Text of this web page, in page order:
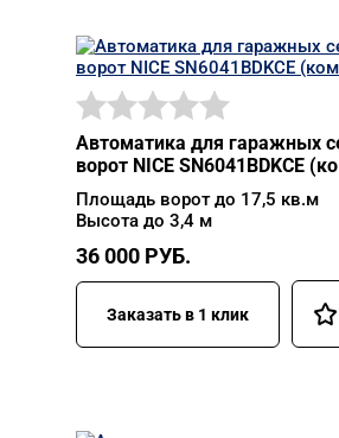
Автоматика для гаражных
ворот NICE SN6041BDKCE
Площадь ворот до 17,5 кв.м
Высота до 3,4 м
36 000 РУБ.
Заказать в 1 клик